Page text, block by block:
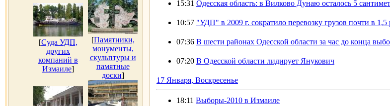
[Суда УДП,
других
компаний в
Измаиле]
[Памятники,
монументы,
скульптуры и
памятные
доски]
15:31 Одесская область: в Вилково Дунаю осталось 5
10:57 "УДП" в 2009 г. сократило перевозку грузов почти в 1,5
07:36 В шести районах Одесской области за час до конца
07:20 В Одесской области лидирует Янукович
17 Января, Воскресенье
18:11 Выборы-2010 в Измаиле